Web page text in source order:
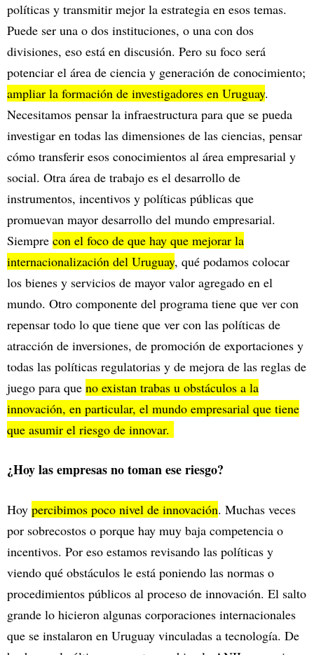
políticas y transmitir mejor la estrategia en esos temas.
Puede ser una o dos instituciones, o una con dos
divisiones, eso está en discusión. Pero su foco será
potenciar el área de ciencia y generación de conocimiento;
ampliar la formación de investigadores en Uruguay.
Necesitamos pensar la infraestructura para que se pueda
investigar en todas las dimensiones de las ciencias, pensar
cómo transferir esos conocimientos al área empresarial y
social. Otra área de trabajo es el desarrollo de
instrumentos, incentivos y políticas públicas que
promuevan mayor desarrollo del mundo empresarial.
Siempre con el foco de que hay que mejorar la
internacionalización del Uruguay, qué podamos colocar
los bienes y servicios de mayor valor agregado en el
mundo. Otro componente del programa tiene que ver con
repensar todo lo que tiene que ver con las políticas de
atracción de inversiones, de promoción de exportaciones y
todas las políticas regulatorias y de mejora de las reglas de
juego para que no existan trabas u obstáculos a la
innovación, en particular, el mundo empresarial que tiene
que asumir el riesgo de innovar.
¿Hoy las empresas no toman ese riesgo?
Hoy percibimos poco nivel de innovación. Muchas veces
por sobrecostos o porque hay muy baja competencia o
incentivos. Por eso estamos revisando las políticas y
viendo qué obstáculos le está poniendo las normas o
procedimientos públicos al proceso de innovación. El salto
grande lo hicieron algunas corporaciones internacionales
que se instalaron en Uruguay vinculadas a tecnología. De